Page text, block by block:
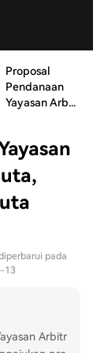
Proposal
Pendanaan
Yayasan Arb...
pada
13
Arbitr